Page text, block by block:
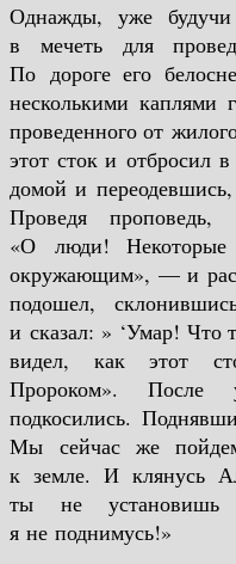
Однажды, уже
в мечеть для
По дороге его
несколькими каплями
проведенного от
этот сток и отбросил
домой и
Проведя
«О люди! Некоторые
окружающим», — и
подошел,
и сказал: » ‘Умар! Что
видел, как этот
Пророком». После
подкосились.
Мы сейчас же
к земле. И клянусь
ты не
я не поднимусь!»